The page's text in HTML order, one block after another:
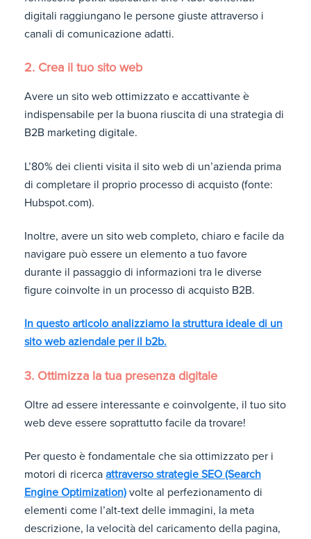
digitali raggiungano le persone giuste attraverso i
canali di comunicazione adatti.
2. Crea il tuo sito web
Avere un sito web ottimizzato e accattivante è
indispensabile per la buona riuscita di una strategia di
B2B marketing digitale.
L’80% dei clienti visita il sito web di un’azienda prima
di completare il proprio processo di acquisto (fonte:
Hubspot.com).
Inoltre, avere un sito web completo, chiaro e facile da
navigare può essere un elemento a tuo favore
durante il passaggio di informazioni tra le diverse
figure coinvolte in un processo di acquisto B2B.
In questo articolo analizziamo la struttura ideale di un
sito web aziendale per il b2b.
3. Ottimizza la tua presenza digitale
Oltre ad essere interessante e coinvolgente, il tuo sito
web deve essere soprattutto facile da trovare!
Per questo è fondamentale che sia ottimizzato per i
motori di ricerca attraverso strategie SEO (Search
Engine Optimization) volte al perfezionamento di
elementi come l’alt-text delle immagini, la meta
descrizione, la velocità del caricamento della pagina,